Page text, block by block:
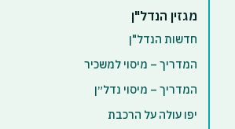
מגזין הנדל"ן
חדשות הנדל"ן
המדריך – מיסוי למשכיר
המדריך – מיסוי נדל״ן
יפו עולה על הרכבת